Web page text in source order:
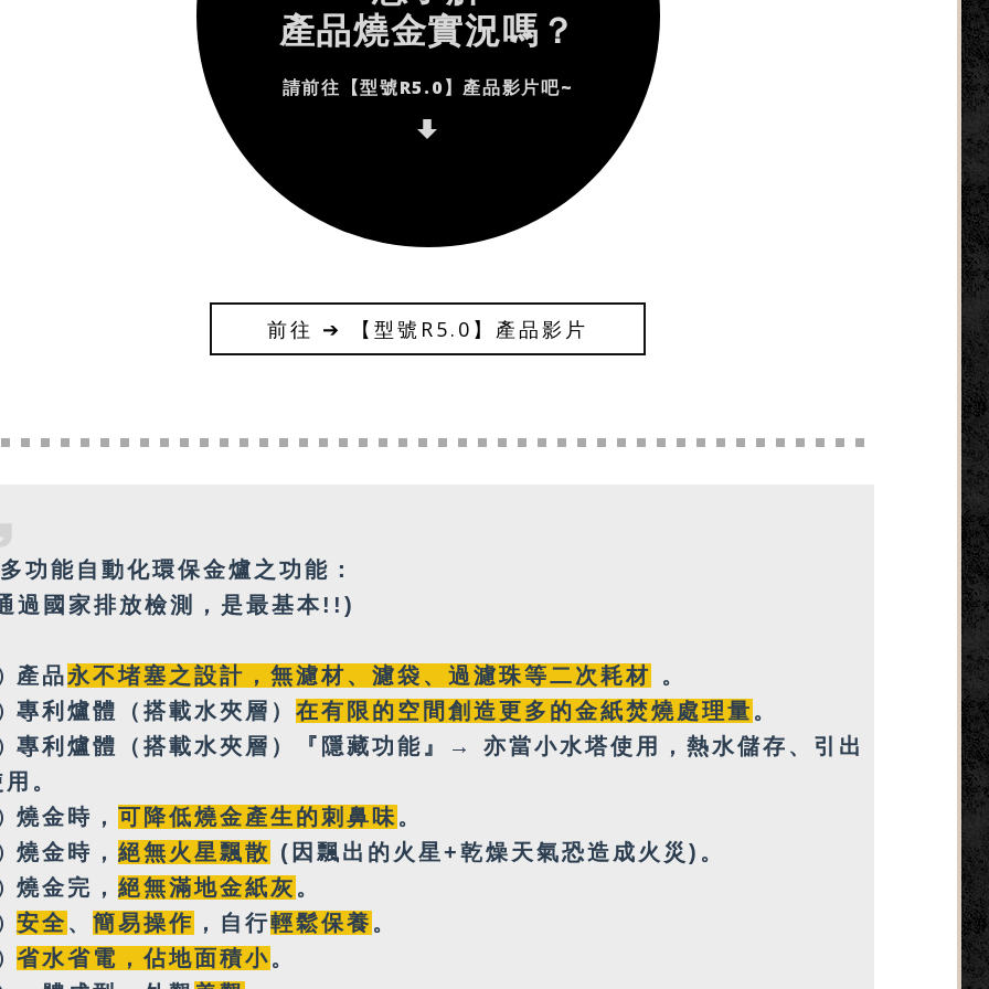
產品燒金實況嗎？
請前往【型號R5.0】產品影片吧~
前往 ➔ 【型號R5.0】產品影片
多功能自動化環保金爐之功能：
過國家排放檢測，是最基本!!)
產品永不堵塞之設計 ， 無濾材、濾袋、過濾珠等二次耗材 。
專利 爐體（搭載水夾層 ） 在有限的空間創造更多的金紙焚燒處理量 。
專利爐體（搭載水夾層）『隱藏功能』→ 亦當小水塔使用， 熱水儲存、引出
。
燒金時， 可降低燒金產生的刺鼻味。
燒金時， 絕無火星飄散 (因飄出的火星+乾燥天氣恐造成火災)。
燒金完， 絕無滿地金紙灰 。
安全、 簡易操作 ，自行輕鬆保養 。
省水省電，佔地面積小。